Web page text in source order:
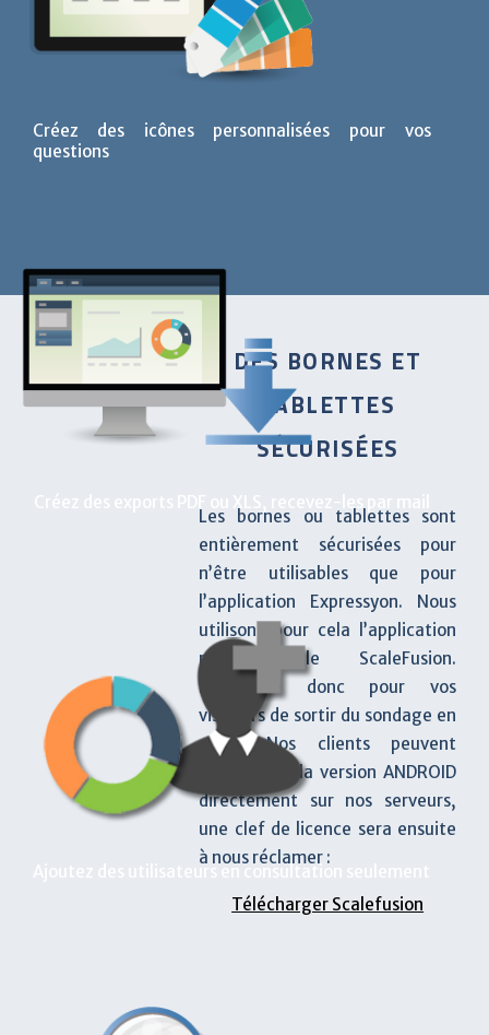
Créez des icônes personnalisées pour vos
questions
DES BORNES ET
TABLETTES
SÉCURISÉES
Les bornes ou tablettes sont
entièrement sécurisées pour
n’être utilisables que pour
l’application Expressyon. Nous
utilisons pour cela l’application
professionnelle ScaleFusion.
Impossible donc pour vos
visiteurs de sortir du sondage en
cours. Nos clients peuvent
télécharger la version ANDROID
directement sur nos serveurs,
une clef de licence sera ensuite
à nous réclamer :
Télécharger Scalefusion